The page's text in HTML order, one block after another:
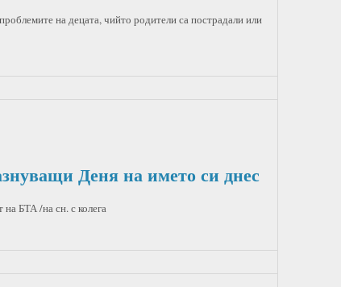
на децата, чийто родители са пострадали или
Деня на името си днес
БТА /на сн. с колега